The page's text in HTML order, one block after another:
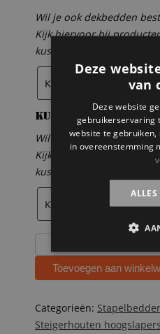
Wil je ook dekbedden
Kijk hiervoor bij
kussens
Kussens
Wil je ook kussens
Kijk hiervoor bij
kussens
hoogslaper
Thijmen
Toevoegen aan
Categorieën:
Steigerhouten hoogslapers
Deze
van
Deze website
gebruikerservaring
website te
in overeenstemming
ALLES